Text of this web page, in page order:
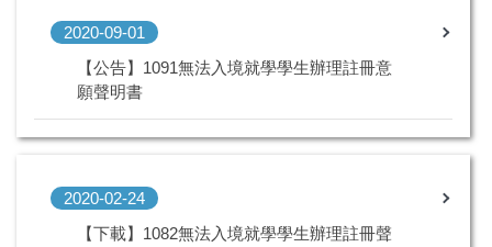
2020-09-01
【公告】1091無法入境就學學生辦理註冊意
願聲明書
2020-02-24
【下載】1082無法入境就學學生辦理註冊聲